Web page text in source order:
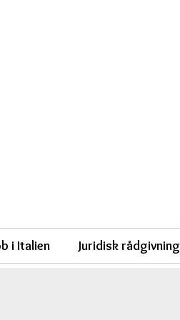
i Italien Juridisk rådgivning